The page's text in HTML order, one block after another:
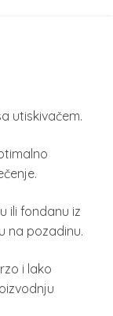
utiskivačem.
ili fondanu iz
na pozadinu.
i lako